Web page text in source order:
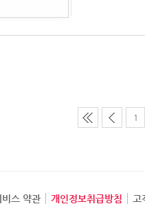
1
비스 약관 개인정보취급방침 고